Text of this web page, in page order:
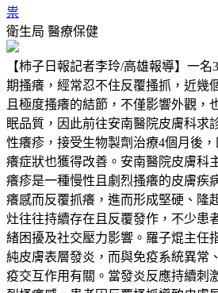
祟
衛生局 醫療保健
【柿子日報記者李玲/高雄報導】一
期搔癢，經常忍不住反覆搔抓，近幾
且極度搔癢的結節，不僅影響外觀，
眠品質，因此前往安南醫院皮膚科求
性癢疹，接受生物製劑治療4個月後
癢症狀也獲得改善。安南醫院皮膚科
癢疹是一種慢性且劇烈搔癢的皮膚疾
癢感而反覆抓癢，進而形成堅硬、隆
灶往往持續存在且反覆發作，不少患
緒困擾及社交壓力影響。羅子焜主任
純皮膚表層發炎，而與免疫系統異常
疫交互作用有關。當發炎反應持續刺